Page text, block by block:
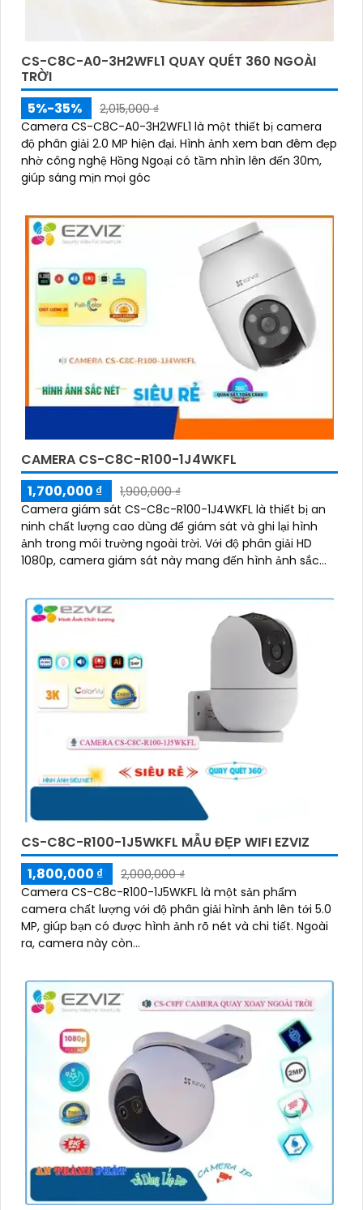
CS-C8C-A0-3H2WFL1 QUAY QUÉT 360 NGOÀI
TRỜI
5%-35%
2,015,000 ₫
Camera CS-C8C-A0-3H2WFL1 là một thiết bị camera
độ phân giải 2.0 MP hiện đại. Hình ảnh xem ban đêm đẹp
nhờ công nghệ Hồng Ngoại có tầm nhìn lên đến 30m,
giúp sáng mịn mọi góc
CAMERA CS-C8C-R100-1J4WKFL
1,700,000 ₫
1,900,000 ₫
Camera giám sát CS-C8c-R100-1J4WKFL là thiết bị an
ninh chất lượng cao dùng để giám sát và ghi lại hình
ảnh trong môi trường ngoài trời. Với độ phân giải HD
1080p, camera giám sát này mang đến hình ảnh sắc
CS-C8C-R100-1J5WKFL MẪU ĐẸP WIFI EZVIZ
1,800,000 ₫
2,000,000 ₫
Camera CS-C8c-R100-1J5WKFL là một sản phẩm
camera chất lượng với độ phân giải hình ảnh lên tới 5.0
MP, giúp bạn có được hình ảnh rõ nét và chi tiết. Ngoài
ra, camera này còn...